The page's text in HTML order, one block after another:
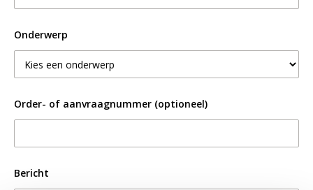
Onderwerp
Order- of aanvraagnummer (optioneel)
Bericht